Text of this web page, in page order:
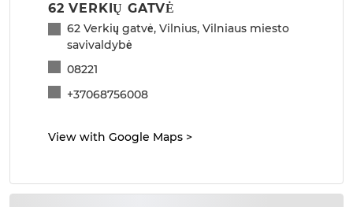
62 VERKIŲ GATVĖ
62 Verkių gatvė, Vilnius, Vilniaus miesto
savivaldybė
08221
+37068756008
View with Google Maps >